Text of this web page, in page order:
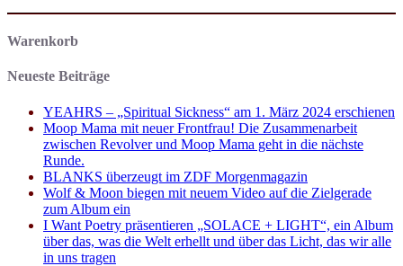
Warenkorb
Neueste Beiträge
YEAHRS – „Spiritual Sickness“ am 1. März 2024 erschienen
Moop Mama mit neuer Frontfrau! Die Zusammenarbeit
zwischen Revolver und Moop Mama geht in die nächste
Runde.
BLANKS überzeugt im ZDF Morgenmagazin
Wolf & Moon biegen mit neuem Video auf die Zielgerade
zum Album ein
I Want Poetry präsentieren „SOLACE + LIGHT“, ein Album
über das, was die Welt erhellt und über das Licht, das wir alle
in uns tragen